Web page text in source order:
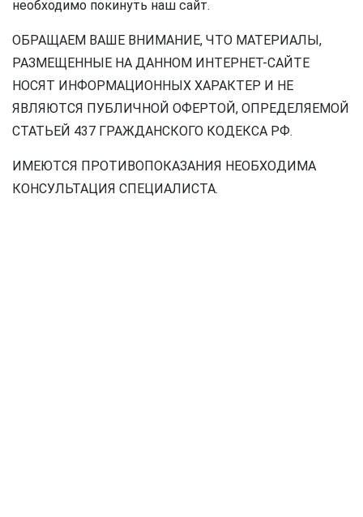
необходимо покинуть наш сайт.
ОБРАЩАЕМ ВАШЕ ВНИМАНИЕ, ЧТО МАТЕРИАЛЫ,
РАЗМЕЩЕННЫЕ НА ДАННОМ ИНТЕРНЕТ-САЙТЕ
НОСЯТ ИНФОРМАЦИОННЫХ ХАРАКТЕР И НЕ
ЯВЛЯЮТСЯ ПУБЛИЧНОЙ ОФЕРТОЙ, ОПРЕДЕЛЯЕМОЙ
СТАТЬЕЙ 437 ГРАЖДАНСКОГО КОДЕКСА РФ.
ИМЕЮТСЯ ПРОТИВОПОКАЗАНИЯ НЕОБХОДИМА
КОНСУЛЬТАЦИЯ СПЕЦИАЛИСТА.